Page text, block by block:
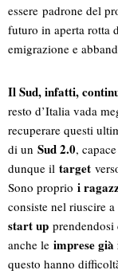
essere padrone del
futuro in aperta rotta
emigrazione e
Il Sud, infatti,
resto d’Italia vada
recuperare questi
di un Sud 2.0,
dunque il target
Sono proprio i
consiste nel riuscire
start up
anche le imprese
questo hanno